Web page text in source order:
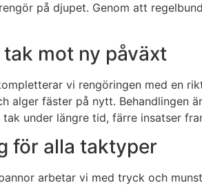
på djupet. Genom att
mot ny påväxt
vi rengöringen med en
alger fäster på nytt. Behandlingen
under längre tid, färre insatser
för alla taktyper
arbetar vi med tryck och